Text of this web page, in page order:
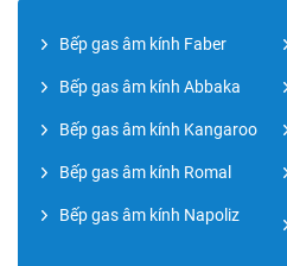
Bếp gas âm kính Faber
Bếp gas âm kính Abbaka
Bếp gas âm kính Kangaroo
Bếp gas âm kính Romal
Bếp gas âm kính Napoliz